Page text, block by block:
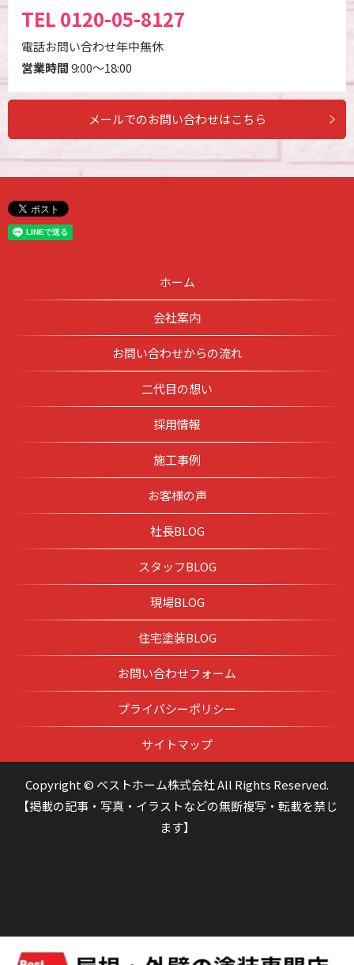
TEL 0120-05-8127
電話お問い合わせ年中無休
営業時間9:00～18:00
メールでのお問い合わせはこちら
ホーム
会社案内
お問い合わせからの流れ
二代目の想い
採用情報
施工事例
お客様の声
社長BLOG
スタッフBLOG
現場BLOG
住宅塗装BLOG
お問い合わせフォーム
プライバシーポリシー
サイトマップ
Copyright © ベストホーム株式会社 All Rights Reserved.
【掲載の記事・写真・イラストなどの無断複写・転載を禁じ
ます】